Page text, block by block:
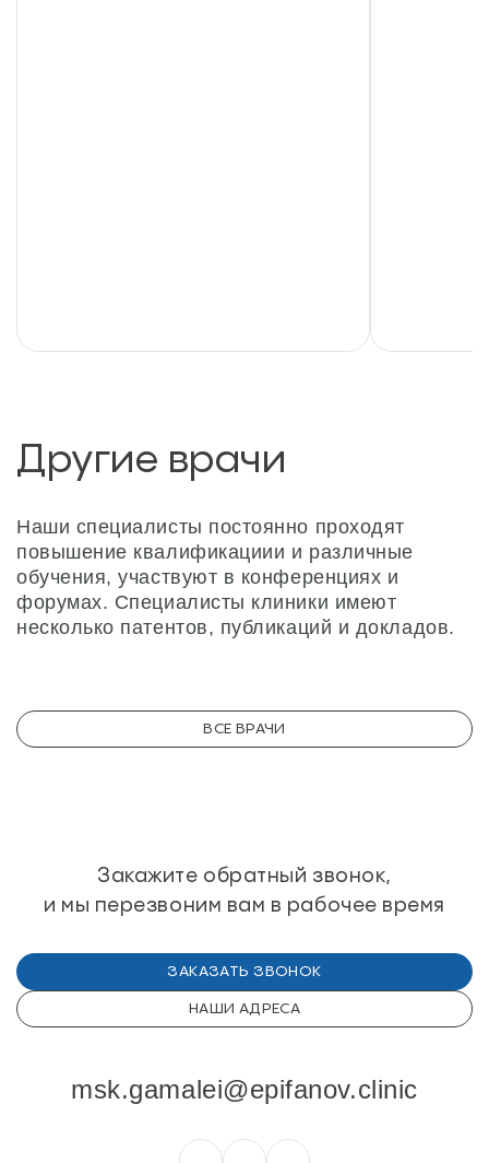
Другие врачи
Наши специалисты постоянно проходят
повышение квалификациии и различные
обучения, участвуют в конференциях и
форумах. Специалисты клиники имеют
несколько патентов, публикаций и докладов.
ВСЕ ВРАЧИ
Закажите обратный звонок,
и мы перезвоним вам в рабочее время
ЗАКАЗАТЬ ЗВОНОК
НАШИ АДРЕСА
msk.gamalei@epifanov.clinic